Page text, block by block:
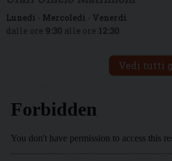
Lunedì - Mercoledì - Venerdì
dalle ore 9:30 alle ore 12:30
Vedi tutti